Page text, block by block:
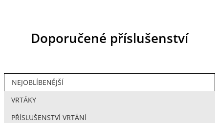
Doporučené příslušenství
NEJOBLÍBENĚJŠÍ
VRTÁKY
PŘÍSLUŠENSTVÍ VRTÁNÍ